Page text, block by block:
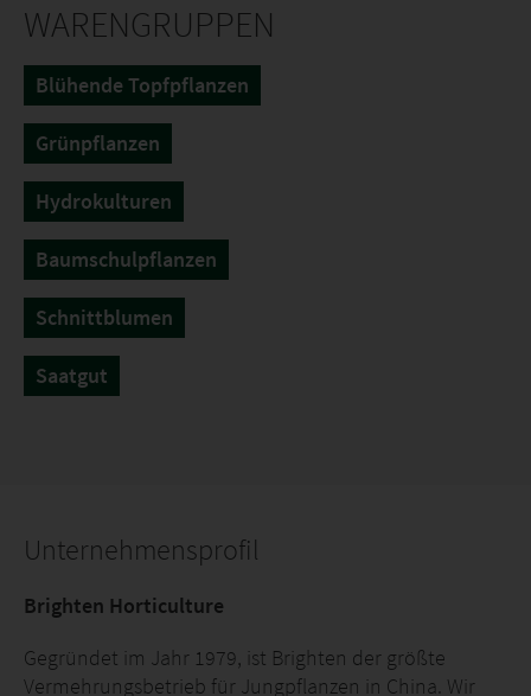
WARENGRUPPEN
Blühende Topfpflanzen
Grünpflanzen
Hydrokulturen
Baumschulpflanzen
Schnittblumen
Saatgut
Unternehmensprofil
Brighten Horticulture
Gegründet im Jahr 1979, ist Brighten der größte
Vermehrungsbetrieb für Jungpflanzen in China. Wir